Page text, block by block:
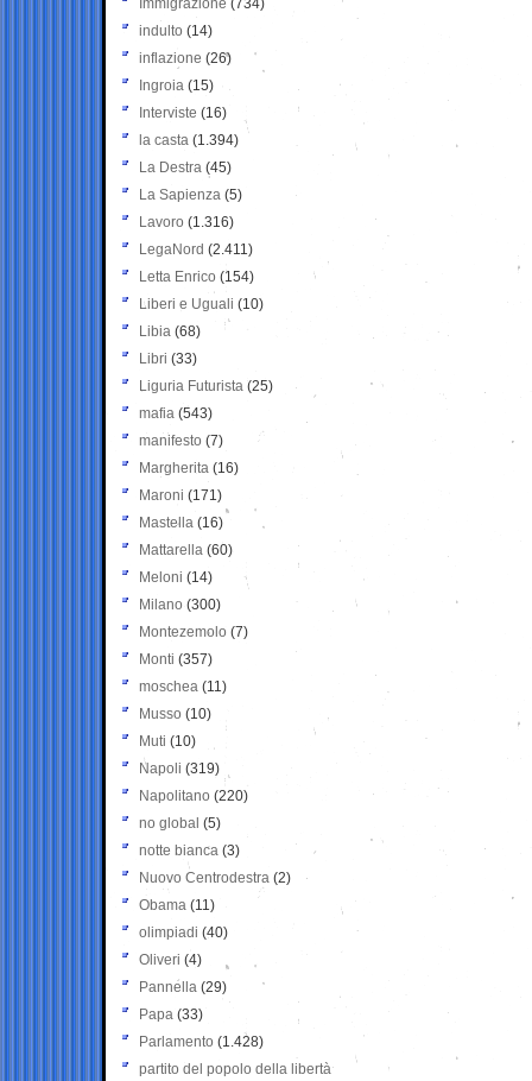
Immigrazione (734)
indulto (14)
inflazione (26)
Ingroia (15)
Interviste (16)
la casta (1.394)
La Destra (45)
La Sapienza (5)
Lavoro (1.316)
LegaNord (2.411)
Letta Enrico (154)
Liberi e Uguali (10)
Libia (68)
Libri (33)
Liguria Futurista (25)
mafia (543)
manifesto (7)
Margherita (16)
Maroni (171)
Mastella (16)
Mattarella (60)
Meloni (14)
Milano (300)
Montezemolo (7)
Monti (357)
moschea (11)
Musso (10)
Muti (10)
Napoli (319)
Napolitano (220)
no global (5)
notte bianca (3)
Nuovo Centrodestra (2)
Obama (11)
olimpiadi (40)
Oliveri (4)
Pannella (29)
Papa (33)
Parlamento (1.428)
partito del popolo della libertà